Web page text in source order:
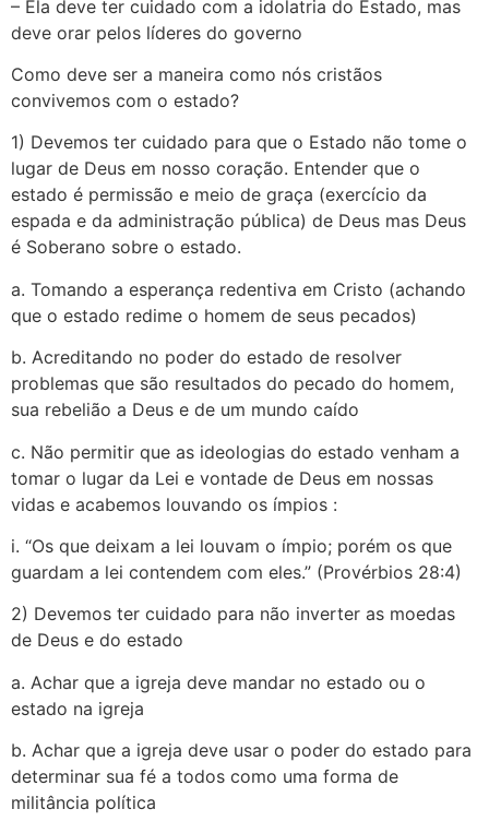
– Ela deve ter cuidado com a idolatria do Estado, mas
deve orar pelos líderes do governo
Como deve ser a maneira como nós cristãos
convivemos com o estado?
1) Devemos ter cuidado para que o Estado não tome o
lugar de Deus em nosso coração. Entender que o
estado é permissão e meio de graça (exercício da
espada e da administração pública) de Deus mas Deus
é Soberano sobre o estado.
a. Tomando a esperança redentiva em Cristo (achando
que o estado redime o homem de seus pecados)
b. Acreditando no poder do estado de resolver
problemas que são resultados do pecado do homem,
sua rebelião a Deus e de um mundo caído
c. Não permitir que as ideologias do estado venham a
tomar o lugar da Lei e vontade de Deus em nossas
vidas e acabemos louvando os ímpios :
i. “Os que deixam a lei louvam o ímpio; porém os que
guardam a lei contendem com eles.” (Provérbios 28:4)
2) Devemos ter cuidado para não inverter as moedas
de Deus e do estado
a. Achar que a igreja deve mandar no estado ou o
estado na igreja
b. Achar que a igreja deve usar o poder do estado para
determinar sua fé a todos como uma forma de
militância política